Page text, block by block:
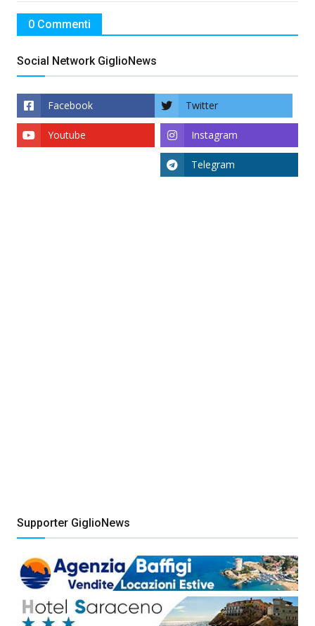
0 Commenti
Social Network GiglioNews
Facebook Twitter
Instagram
Youtube
Telegram
Supporter GiglioNews